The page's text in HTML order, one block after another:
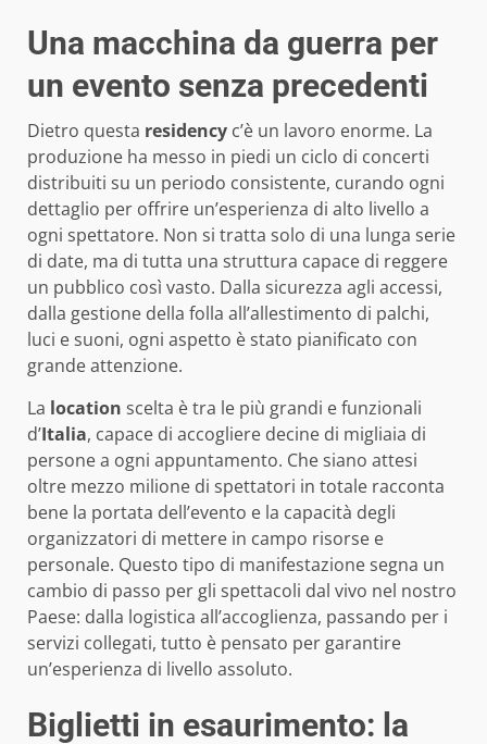
Una macchina da guerra per
un evento senza precedenti
Dietro questa residency c’è un lavoro enorme. La
produzione ha messo in piedi un ciclo di concerti
distribuiti su un periodo consistente, curando ogni
dettaglio per offrire un’esperienza di alto livello a
ogni spettatore. Non si tratta solo di una lunga serie
di date, ma di tutta una struttura capace di reggere
un pubblico così vasto. Dalla sicurezza agli accessi,
dalla gestione della folla all’allestimento di palchi,
luci e suoni, ogni aspetto è stato pianificato con
grande attenzione.
La location scelta è tra le più grandi e funzionali
d’Italia, capace di accogliere decine di migliaia di
persone a ogni appuntamento. Che siano attesi
oltre mezzo milione di spettatori in totale racconta
bene la portata dell’evento e la capacità degli
organizzatori di mettere in campo risorse e
personale. Questo tipo di manifestazione segna un
cambio di passo per gli spettacoli dal vivo nel nostro
Paese: dalla logistica all’accoglienza, passando per i
servizi collegati, tutto è pensato per garantire
un’esperienza di livello assoluto.
Biglietti in esaurimento: la